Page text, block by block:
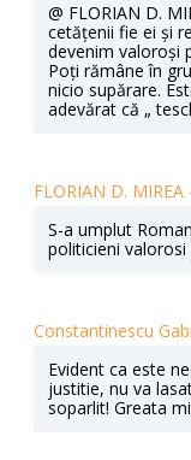
@ FLORIAN D.
cetățenii fie ei și
devenim valoroși
Poți rămâne în
nicio supărare.
adevărat că „
FLORIAN D. MIREA
S-a umplut
politicieni
Constantinescu
Evident ca este
justitie, nu va
soparlit! Greata